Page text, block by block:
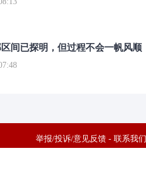
区间已探明，但过程不会一帆风顺
举报/投诉/意见反馈- 联系我们